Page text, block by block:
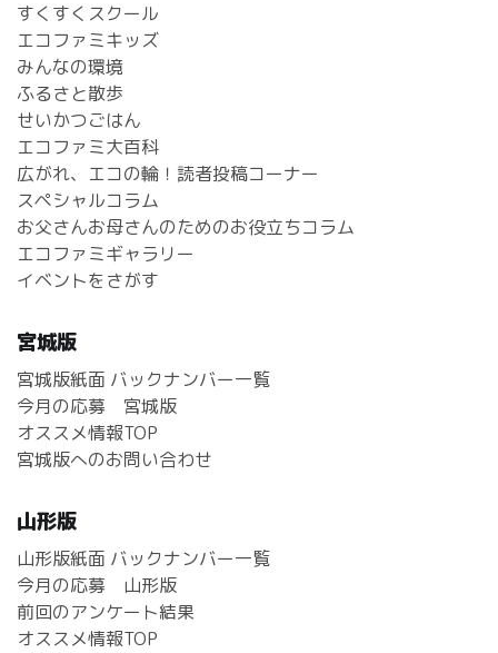
すくすくスクール
エコファミキッズ
みんなの環境
ふるさと散歩
せいかつごはん
エコファミ大百科
広がれ、エコの輪！読者投稿コーナー
スペシャルコラム
お父さんお母さんのためのお役立ちコラム
エコファミギャラリー
イベントをさがす
宮城版
宮城版紙面 バックナンバー一覧
今月の応募 宮城版
オススメ情報TOP
宮城版へのお問い合わせ
山形版
山形版紙面 バックナンバー一覧
今月の応募 山形版
前回のアンケート結果
オススメ情報TOP